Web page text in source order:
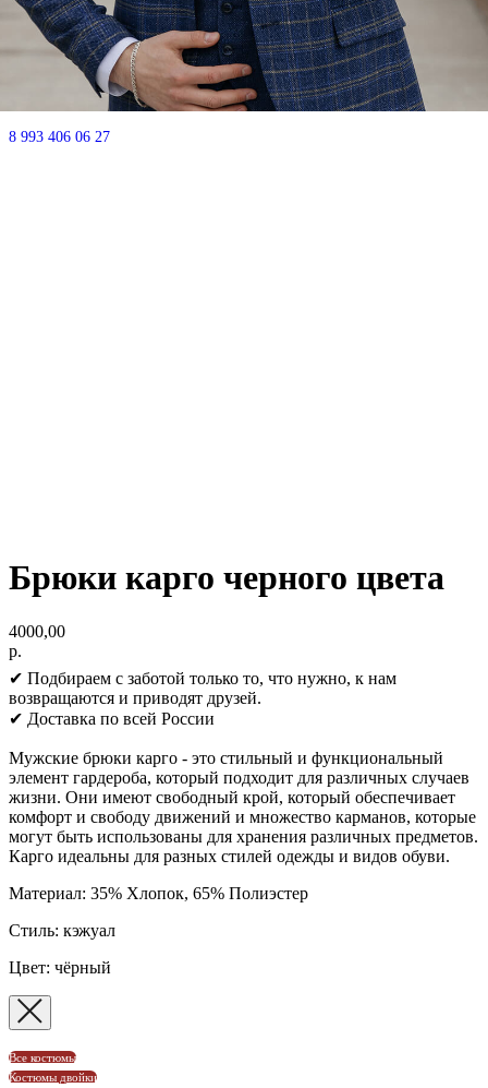
Акции
⭐Отзывы
Контакты
50-летия октября д.18
8 993 406 06 27
Брюки карго черного цвета
4000,00
р.
✔ Подбираем с заботой только то, что нужно, к нам
возвращаются и приводят друзей.
✔ Доставка по всей России
Мужские брюки карго - это стильный и функциональный
элемент гардероба, который подходит для различных случаев
жизни. Они имеют свободный крой, который обеспечивает
комфорт и свободу движений и множество карманов, которые
могут быть использованы для хранения различных предметов.
Карго идеальны для разных стилей одежды и видов обуви.
Материал: 35% Хлопок, 65% Полиэстер
Стиль: кэжуал
Цвет: чёрный
Все костюмы
Костюмы двойки